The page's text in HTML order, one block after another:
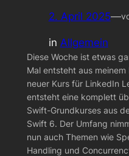
2. April 2025—
in Allgemein
Diese Woche ist etwas
Mal entsteht aus
neuer Kurs für LinkedIn
entsteht eine komplett
Swift-Grundkurses aus
Swift 6. Der Umfang
nun auch Themen wie
Handling und